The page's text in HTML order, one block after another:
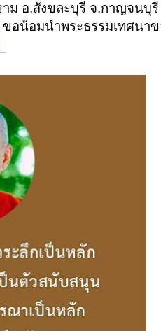
ราม อ.สังขละบุรี จ.กาญจน
น้อมนำพระธรรมเทศนาข